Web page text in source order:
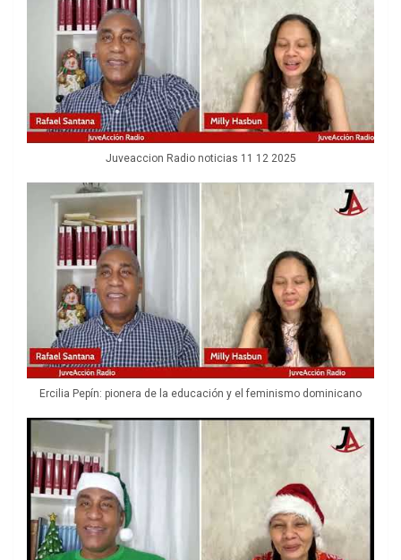
Juveaccion Radio noticias 11 12 2025
Ercilia Pepín: pionera de la educación y el feminismo dominicano